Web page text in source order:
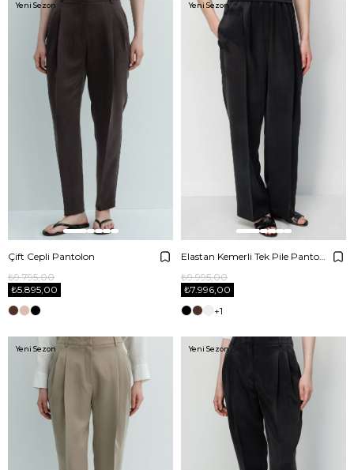
Çift Cepli Pantolon
₺5.895,00
₺9.795,00
Yeni Sezon
₺7.996,00
₺9.995,00
+1
Yeni Sezon
Yeni Sezon Yeni Sezon